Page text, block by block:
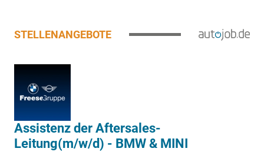
STELLENANGEBOTE
Assistenz der Aftersales-
Leitung(m/w/d) - BMW & MINI